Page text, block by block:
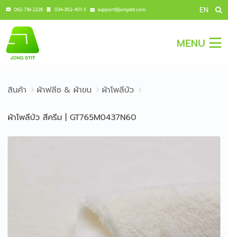
062-718-2228 034-852-401-5 support@jongstit.com EN
MENU
สินค้า ผ้าฟลีซ & ผ้าขน ผ้าโพลีบัว
ผ้าโพลีบัว สีครีม | GT765M0437N60